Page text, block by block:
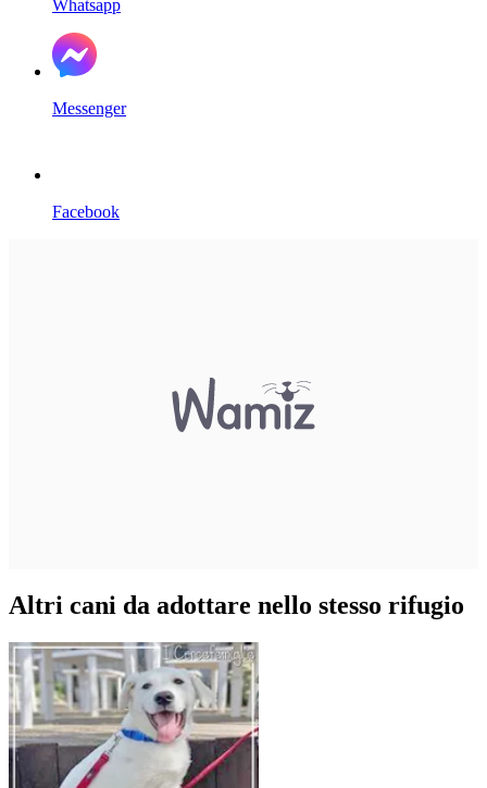
Whatsapp
Messenger
Facebook
Altri cani da adottare nello stesso rifugio